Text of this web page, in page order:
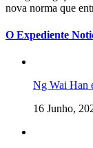
nova norma que
O Expediente
Ng Wai Han
16 Junho,